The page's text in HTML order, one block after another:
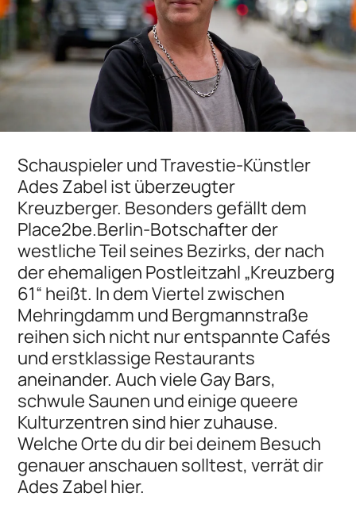
Schauspieler und Travestie-Künstler
Ades Zabel ist überzeugter
Kreuzberger. Besonders gefällt dem
Place2be.Berlin-Botschafter der
westliche Teil seines Bezirks, der nach
der ehemaligen Postleitzahl „Kreuzberg
61“ heißt. In dem Viertel zwischen
Mehringdamm und Bergmannstraße
reihen sich nicht nur entspannte Cafés
und erstklassige Restaurants
aneinander. Auch viele Gay Bars,
schwule Saunen und einige queere
Kulturzentren sind hier zuhause.
Welche Orte du dir bei deinem Besuch
genauer anschauen solltest, verrät dir
Ades Zabel hier.